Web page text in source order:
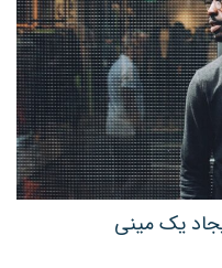
یک مینی